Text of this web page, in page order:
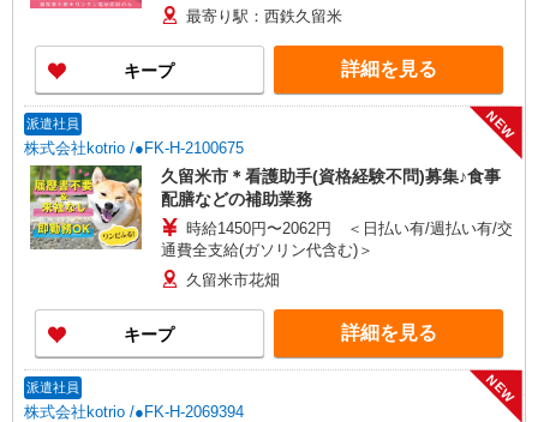
最寄り駅：西鉄久留米
キープ 詳細を見る
派遣社員
株式会社kotrio /●FK-H-2100675
NEW
久留米市＊看護助手(資格経験不問)募集♪食事
配膳などの補助業務
時給1450円〜2062円 ＜日払い有/週払い有/交
通費全支給(ガソリン代含む)＞
久留米市花畑
キープ 詳細を見る
派遣社員
株式会社kotrio /●FK-H-2069394
NEW